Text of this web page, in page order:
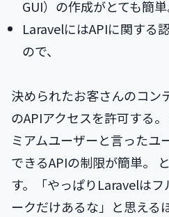
GUI）の作成がとても簡単
LaravelにはAPIに関する
ので、
決められたお客さんのコン
のAPIアクセスを許可する
ミアムユーザーと言ったユ
できるAPIの制限が簡単。
す。「やっぱりLaravelは
ークだけあるな」と思える